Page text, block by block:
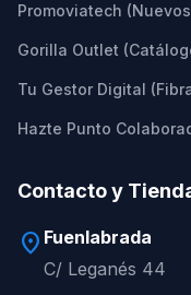
Promoviatech
Gorilla Outlet
Tu Gestor Digital
Hazte Punto
Contacto y
location_on Fuenlabrada
C/ Leganés 44